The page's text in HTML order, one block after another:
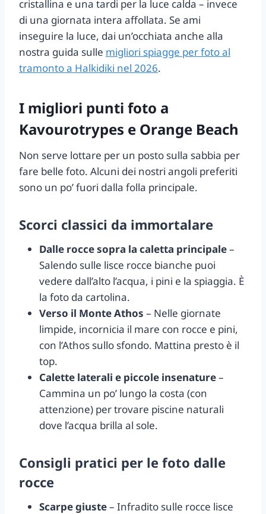
cristallina e una tardi per la luce calda – invece
di una giornata intera affollata. Se ami
inseguire la luce, dai un’occhiata anche alla
nostra guida sulle migliori spiagge per foto al
tramonto a Halkidiki nel 2026.
I migliori punti foto a
Kavourotrypes e Orange Beach
Non serve lottare per un posto sulla sabbia per
fare belle foto. Alcuni dei nostri angoli preferiti
sono un po’ fuori dalla folla principale.
Scorci classici da immortalare
Dalle rocce sopra la caletta principale–
Salendo sulle lisce rocce bianche puoi
vedere dall’alto l’acqua, i pini e la spiaggia. È
la foto da cartolina.
Verso il Monte Athos – Nelle giornate
limpide, incornicia il mare con rocce e pini,
con l’Athos sullo sfondo. Mattina presto è il
top.
Calette laterali e piccole insenature–
Cammina un po’ lungo la costa (con
attenzione) per trovare piscine naturali
dove l’acqua brilla al sole.
Consigli pratici per le foto dalle
rocce
Scarpe giuste– Infradito sulle rocce lisce